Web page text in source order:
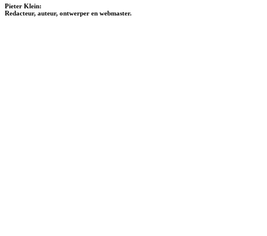
Pieter Klein:
Redacteur, auteur, ontwerper en webmaster.